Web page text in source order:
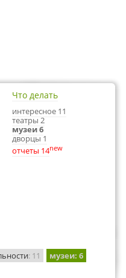
Что делать
интересное 11
театры 2
музеи 6
дворцы 1
отчеты 14new
: 11 музеи: 6